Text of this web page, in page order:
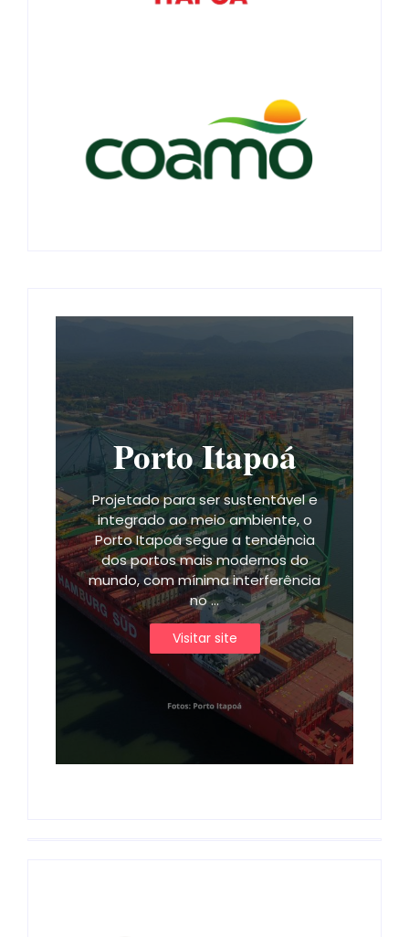
Porto Itapoá
Projetado para ser sustentável e
integrado ao meio ambiente, o
Porto Itapoá segue a tendência
dos portos mais modernos do
mundo, com mínima interferência
no ...
Visitar site